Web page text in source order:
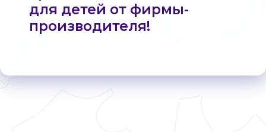
для детей от фирмы-
производителя!